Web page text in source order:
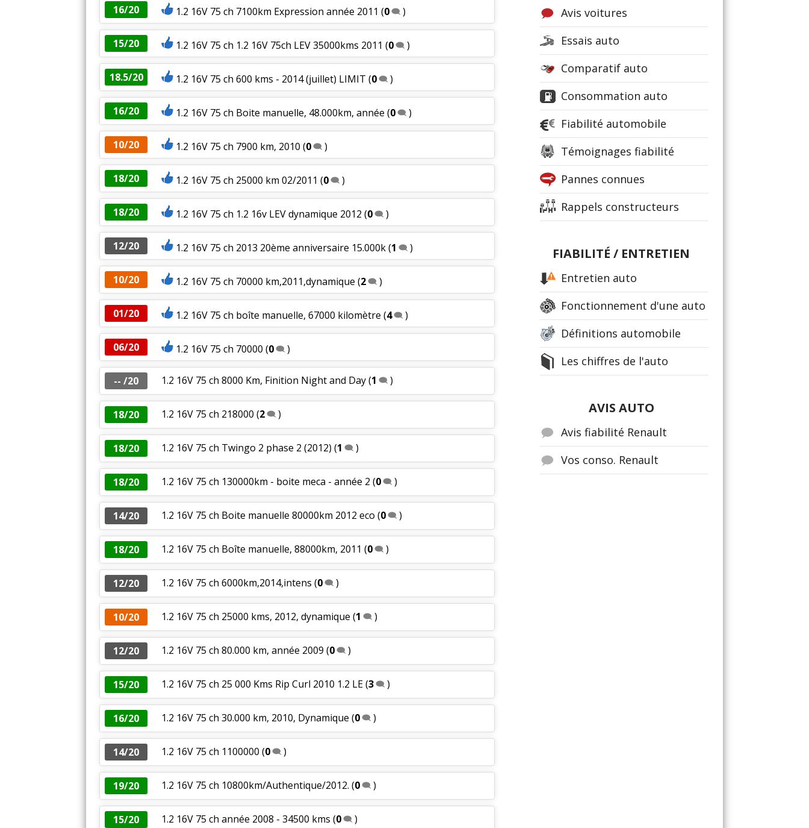
16/20 1.2 16V 75 ch 7100km Expression année 2011 (0 )
15/20 1.2 16V 75 ch 1.2 16V 75ch LEV 35000kms 2011 (0 )
18.5/20 1.2 16V 75 ch 600 kms - 2014 (juillet) LIMIT (0 )
16/20 1.2 16V 75 ch Boite manuelle, 48.000km, année (0 )
10/20 1.2 16V 75 ch 7900 km, 2010 (0 )
18/20 1.2 16V 75 ch 25000 km 02/2011 (0 )
18/20 1.2 16V 75 ch 1.2 16v LEV dynamique 2012 (0 )
12/20 1.2 16V 75 ch 2013 20ème anniversaire 15.000k(1 )
10/20 1.2 16V 75 ch 70000 km,2011,dynamique (2 )
01/20 1.2 16V 75 ch boîte manuelle, 67000 kilomètre (4 )
06/20 1.2 16V 75 ch 70000 (0 )
-- /20 1.2 16V 75 ch 8000 Km, Finition Night and Day(1 )
18/20 1.2 16V 75 ch 218000 (2 )
18/20 1.2 16V 75 ch Twingo 2 phase 2 (2012) (1 )
18/20 1.2 16V 75 ch 130000km - boite meca - année 2 (0 )
14/20 1.2 16V 75 ch Boite manuelle 80000km 2012 eco (0 )
18/20 1.2 16V 75 ch Boîte manuelle, 88000km, 2011 (0 )
12/20 1.2 16V 75 ch 6000km,2014,intens (0 )
10/20 1.2 16V 75 ch 25000 kms, 2012, dynamique (1 )
12/20 1.2 16V 75 ch 80.000 km, année 2009 (0 )
15/20 1.2 16V 75 ch 25 000 Kms Rip Curl 2010 1.2 LE(3 )
16/20 1.2 16V 75 ch 30.000 km, 2010, Dynamique (0 )
14/20 1.2 16V 75 ch 1100000 (0 )
19/20 1.2 16V 75 ch 10800km/Authentique/2012. (0 )
15/20 1.2 16V 75 ch année 2008 - 34500 kms (0 )
Avis voitures
Essais auto
Comparatif auto
Consommation auto
Fiabilité automobile
Témoignages fiabilité
Pannes connues
Rappels constructeurs
FIABILITÉ / ENTRETIEN
Entretien auto
Fonctionnement d'une auto
Définitions automobile
Les chiffres de l'auto
AVIS AUTO
Avis fiabilité Renault
Vos conso. Renault